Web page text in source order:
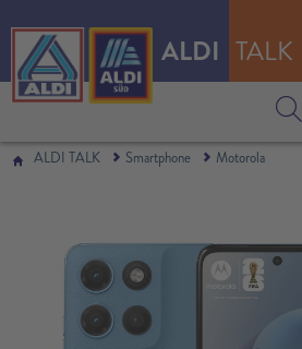
ALDI TALK
ALDI TALK Smartphone Motorola